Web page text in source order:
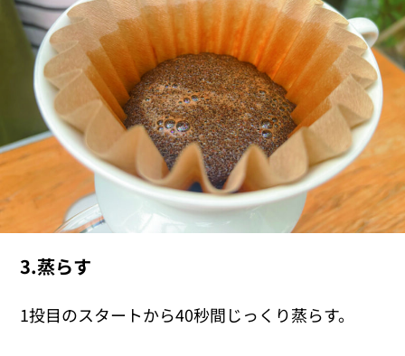
3.蒸らす
1投目のスタートから40秒間じっくり蒸らす。